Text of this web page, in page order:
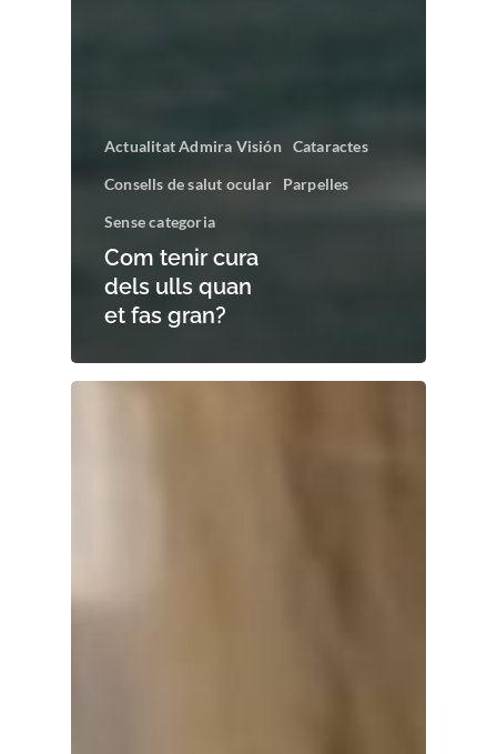
Actualitat Admira Visión Cataractes
Consells de salut ocular
Parpelles
Sense categoria
Com tenir cura
dels ulls quan
et fas gran?